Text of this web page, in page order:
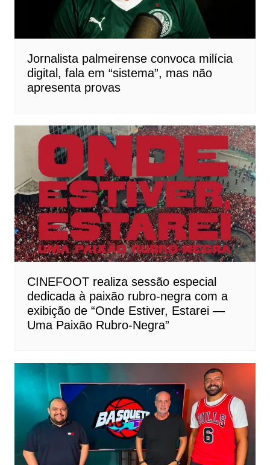
Jornalista palmeirense convoca milícia
digital, fala em “sistema”, mas não
apresenta provas
CINEFOOT realiza sessão especial
dedicada à paixão rubro-negra com a
exibição de “Onde Estiver, Estarei —
Uma Paixão Rubro-Negra”